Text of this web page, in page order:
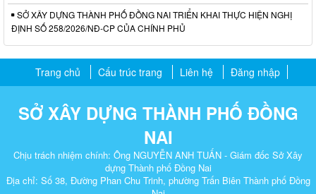
SỞ XÂY DỰNG THÀNH PHỐ ĐỒNG NAI TRIỂN KHAI THỰC HIỆN NGHỊ
ĐỊNH SỐ 258/2026/NĐ-CP CỦA CHÍNH PHỦ
Trang chủ Cấu trúc trang Liên hệ Đăng nhập
SỞ XÂY DỰNG THÀNH PHỐ ĐỒNG
NAI
Chịu trách nhiệm chính: Ông NGUYỄN ANH TUẤN - Giám đốc Sở Xây
dựng Thành phố Đồng Nai
Địa chỉ: Số 38, Đường Phan Chu Trinh, phường Trấn Biên Thành phố Đồng